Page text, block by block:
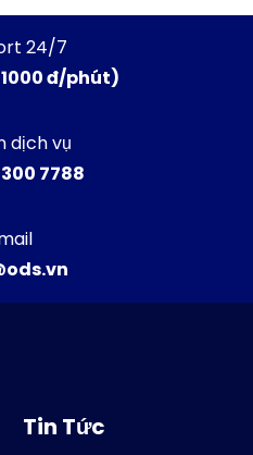
24/7
đ/phút)
dịch vụ
7788
Tin Tức